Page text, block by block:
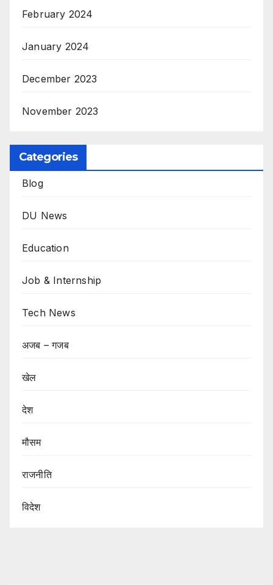
February 2024
January 2024
December 2023
November 2023
Categories
Blog
DU News
Education
Job & Internship
Tech News
अजब – गजब
खेल
देश
मौसम
राजनीति
विदेश